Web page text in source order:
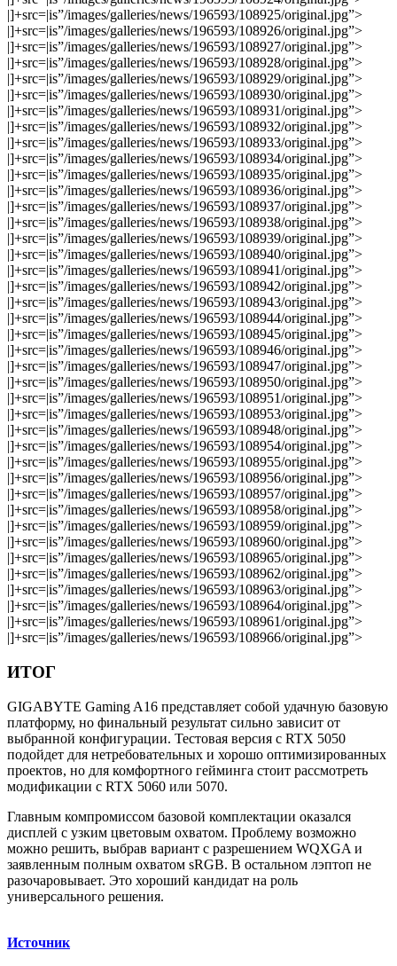
|]+src=|is”/images/galleries/news/196593/108925/original.jpg”>
|]+src=|is”/images/galleries/news/196593/108926/original.jpg”>
|]+src=|is”/images/galleries/news/196593/108927/original.jpg”>
|]+src=|is”/images/galleries/news/196593/108928/original.jpg”>
|]+src=|is”/images/galleries/news/196593/108929/original.jpg”>
|]+src=|is”/images/galleries/news/196593/108930/original.jpg”>
|]+src=|is”/images/galleries/news/196593/108931/original.jpg”>
|]+src=|is”/images/galleries/news/196593/108932/original.jpg”>
|]+src=|is”/images/galleries/news/196593/108933/original.jpg”>
|]+src=|is”/images/galleries/news/196593/108934/original.jpg”>
|]+src=|is”/images/galleries/news/196593/108935/original.jpg”>
|]+src=|is”/images/galleries/news/196593/108936/original.jpg”>
|]+src=|is”/images/galleries/news/196593/108937/original.jpg”>
|]+src=|is”/images/galleries/news/196593/108938/original.jpg”>
|]+src=|is”/images/galleries/news/196593/108939/original.jpg”>
|]+src=|is”/images/galleries/news/196593/108940/original.jpg”>
|]+src=|is”/images/galleries/news/196593/108941/original.jpg”>
|]+src=|is”/images/galleries/news/196593/108942/original.jpg”>
|]+src=|is”/images/galleries/news/196593/108943/original.jpg”>
|]+src=|is”/images/galleries/news/196593/108944/original.jpg”>
|]+src=|is”/images/galleries/news/196593/108945/original.jpg”>
|]+src=|is”/images/galleries/news/196593/108946/original.jpg”>
|]+src=|is”/images/galleries/news/196593/108947/original.jpg”>
|]+src=|is”/images/galleries/news/196593/108950/original.jpg”>
|]+src=|is”/images/galleries/news/196593/108951/original.jpg”>
|]+src=|is”/images/galleries/news/196593/108953/original.jpg”>
|]+src=|is”/images/galleries/news/196593/108948/original.jpg”>
|]+src=|is”/images/galleries/news/196593/108954/original.jpg”>
|]+src=|is”/images/galleries/news/196593/108955/original.jpg”>
|]+src=|is”/images/galleries/news/196593/108956/original.jpg”>
|]+src=|is”/images/galleries/news/196593/108957/original.jpg”>
|]+src=|is”/images/galleries/news/196593/108958/original.jpg”>
|]+src=|is”/images/galleries/news/196593/108959/original.jpg”>
|]+src=|is”/images/galleries/news/196593/108960/original.jpg”>
|]+src=|is”/images/galleries/news/196593/108965/original.jpg”>
|]+src=|is”/images/galleries/news/196593/108962/original.jpg”>
|]+src=|is”/images/galleries/news/196593/108963/original.jpg”>
|]+src=|is”/images/galleries/news/196593/108964/original.jpg”>
|]+src=|is”/images/galleries/news/196593/108961/original.jpg”>
|]+src=|is”/images/galleries/news/196593/108966/original.jpg”>
ИТОГ
GIGABYTE Gaming A16 представляет собой удачную базовую
платформу, но финальный результат сильно зависит от
выбранной конфигурации. Тестовая версия с RTX 5050
подойдет для нетребовательных и хорошо оптимизированных
проектов, но для комфортного гейминга стоит рассмотреть
модификации с RTX 5060 или 5070.
Главным компромиссом базовой комплектации оказался
дисплей с узким цветовым охватом. Проблему возможно
можно решить, выбрав вариант с разрешением WQXGA и
заявленным полным охватом sRGB. В остальном лэптоп не
разочаровывает. Это хороший кандидат на роль
универсального решения.
Источник